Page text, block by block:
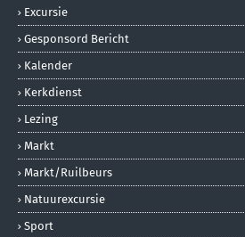
Excursie
Gesponsord Bericht
Kalender
Kerkdienst
Lezing
Markt
Markt/ruilbeurs
Natuurexcursie
Sport